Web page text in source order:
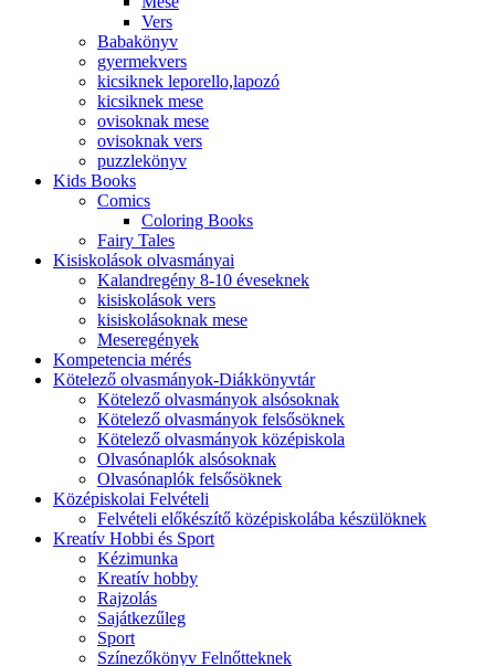
Vers
Babakönyv
gyermekvers
kicsiknek leporello,lapozó
kicsiknek mese
ovisoknak mese
ovisoknak vers
puzzlekönyv
Kids Books
Comics
Coloring Books
Fairy Tales
Kisiskolások olvasmányai
Kalandregény 8-10 éveseknek
kisiskolások vers
kisiskolásoknak mese
Meseregények
Kompetencia mérés
Kötelező olvasmányok-Diákkönyvtár
Kötelező olvasmányok alsósoknak
Kötelező olvasmányok felsősöknek
Kötelező olvasmányok középiskola
Olvasónaplók alsósoknak
Olvasónaplók felsősöknek
Középiskolai Felvételi
Felvételi előkészítő középiskolába készülöknek
Kreatív Hobbi és Sport
Kézimunka
Kreatív hobby
Rajzolás
Sajátkezűleg
Sport
Színezőkönyv Felnőtteknek